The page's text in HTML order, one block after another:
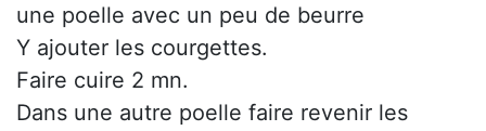
une poelle avec un peu de beurre
Y ajouter les courgettes.
Faire cuire 2 mn.
Dans une autre poelle faire revenir les